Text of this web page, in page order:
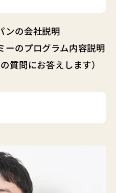
ンの会社説明
ーのプログラム内容説明
質問にお答えします）